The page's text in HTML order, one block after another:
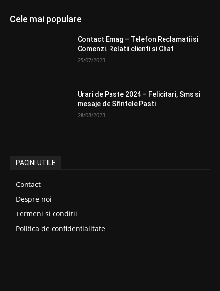
Cele mai populare
Contact Emag – Telefon Reclamatii si
Comenzi. Relatii clienti si Chat
25/07/2023
Urari de Paste 2024 – Felicitari, Sms si
mesaje de Sfintele Pasti
28/08/2023
PAGINI UTILE
Contact
Despre noi
Termeni si conditii
Politica de confidentialitate